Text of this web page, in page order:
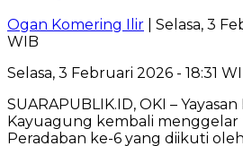
Ogan Komering Ilir | Selasa, 3
WIB
Selasa, 3 Februari 2026 - 18:31
SUARAPUBLIK.ID, OKI –
Kayuagung kembali menggelar
Peradaban ke-6 yang diikuti oleh